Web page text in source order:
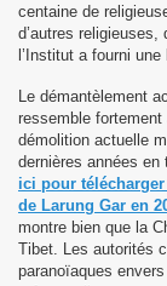
centaine de
d’autres
l’Institut a fourni
Le démantèlement
ressemble fortement
démolition actuelle
dernières années en
ici pour
de Larung Gar en
montre bien que la
Tibet. Les autorités
paranoïaques
Tibet